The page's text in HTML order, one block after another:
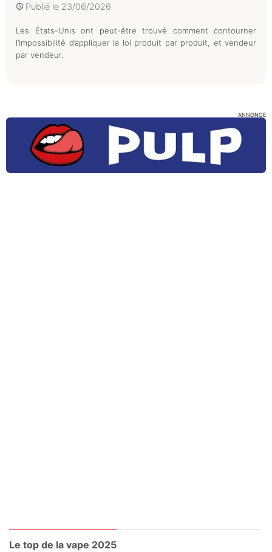
Publié le 23/06/2026
Les États-Unis ont peut-être trouvé comment contourner
l’impossibilité d’appliquer la loi produit par produit, et vendeur
par vendeur.
ANNONCE
Le top de la vape 2025